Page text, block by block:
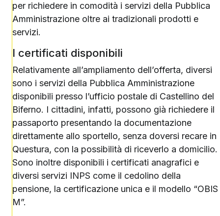
per richiedere in comodità i servizi della Pubblica
Amministrazione oltre ai tradizionali prodotti e
servizi.
I certificati disponibili
Relativamente all’ampliamento dell’offerta, diversi
sono i servizi della Pubblica Amministrazione
disponibili presso l’ufficio postale di Castellino del
Biferno. I cittadini, infatti, possono già richiedere il
passaporto presentando la documentazione
direttamente allo sportello, senza doversi recare in
Questura, con la possibilità di riceverlo a domicilio.
Sono inoltre disponibili i certificati anagrafici e
diversi servizi INPS come il cedolino della
pensione, la certificazione unica e il modello “OBIS
M”.